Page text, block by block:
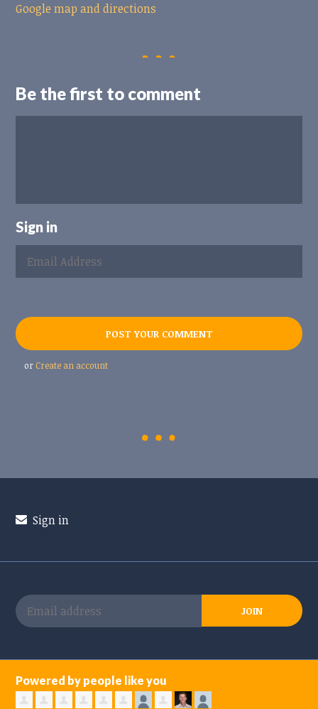
Google map and directions
Be the first to comment
Sign in
or Create an account
Sign in
Powered by people like you